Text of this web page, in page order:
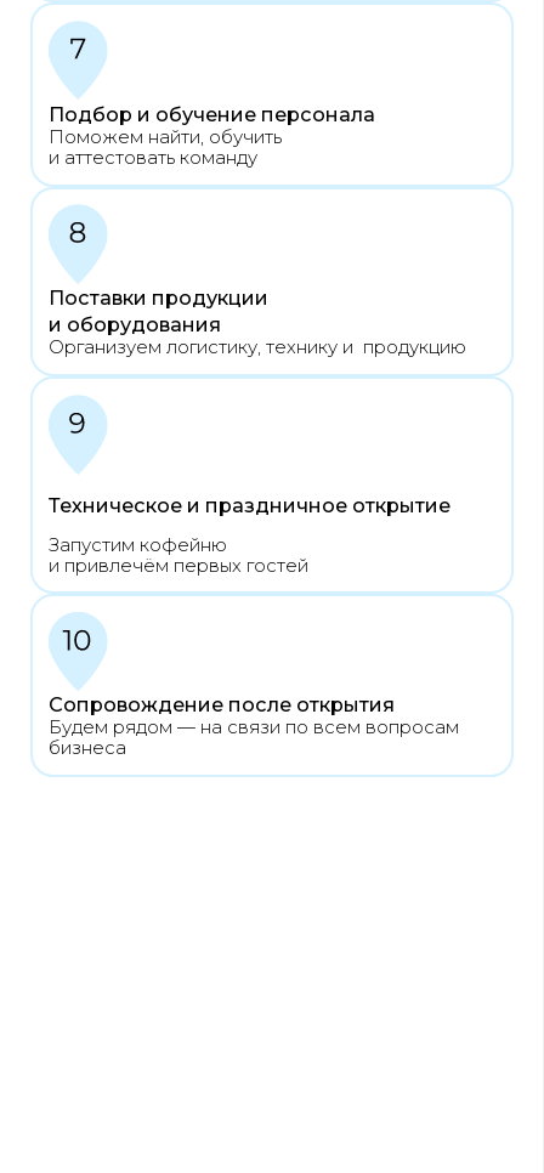
Получить расчёт на открытие
Запустим кофейню под ключ
— быстро и профессионально
ОТЗЫВЫ И ИСТОРИИ
УСПЕХА НАШИХ
ФРАНЧАЙЗИ
Мы уже помогли открыть десятки
кофеен
У каждого партнёра — своя история
успеха